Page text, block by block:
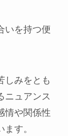
いを持つ便
しみをとも
ニュアンス
情や関係性
す。